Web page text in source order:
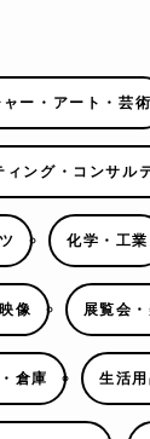
ャー・アート・芸術
ィング・コンサル
化学・工業
像 展覧会
倉庫 生活